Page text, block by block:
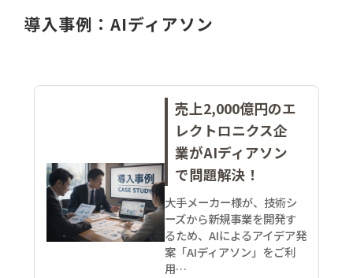
導入事例：AIディアソン
売上2,000億円のエ
レクトロニクス企
業がAIディアソン
で問題解決！
大手メーカー様が、技術シ
ーズから新規事業を開発す
るため、AIによるアイデア発
案「AIディアソン」をご利
用…